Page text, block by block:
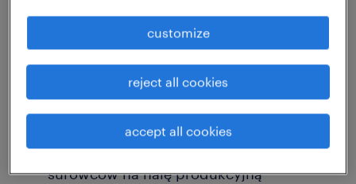
Nowinach! Oferujemy długofalową
współpracę z możliwością rozwoju i realne
premie.
zadania
bieżące uzupełnianie materiałów i
surowców na halę produkcyjną
customize
reject all cookies
accept all cookies